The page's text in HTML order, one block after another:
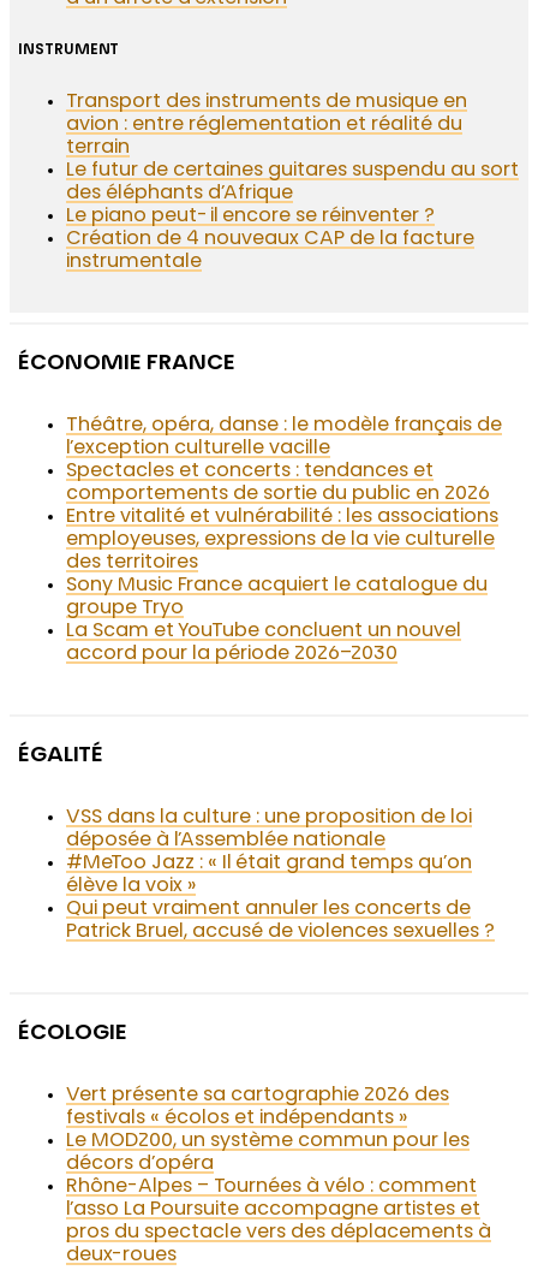
INSTRUMENT
Transport des instruments de musique en
avion : entre réglementation et réalité du
terrain
Le futur de certaines guitares suspendu au sort
des éléphants d’Afrique
Le piano peut-il encore se réinventer ?
Création de 4 nouveaux CAP de la facture
instrumentale
ÉCONOMIE FRANCE
Théâtre, opéra, danse : le modèle français de
l’exception culturelle vacille
Spectacles et concerts : tendances et
comportements de sortie du public en 2026
Entre vitalité et vulnérabilité : les associations
employeuses, expressions de la vie culturelle
des territoires
Sony Music France acquiert le catalogue du
groupe Tryo
La Scam et YouTube concluent un nouvel
accord pour la période 2026–2030
ÉGALITÉ
VSS dans la culture : une proposition de loi
déposée à l’Assemblée nationale
#MeToo Jazz : « Il était grand temps qu’on
élève la voix »
Qui peut vraiment annuler les concerts de
Patrick Bruel, accusé de violences sexuelles ?
ÉCOLOGIE
Vert présente sa cartographie 2026 des
festivals « écolos et indépendants »
Le MOD200, un système commun pour les
décors d’opéra
Rhône-Alpes – Tournées à vélo : comment
l’asso La Poursuite accompagne artistes et
pros du spectacle vers des déplacements à
deux-roues